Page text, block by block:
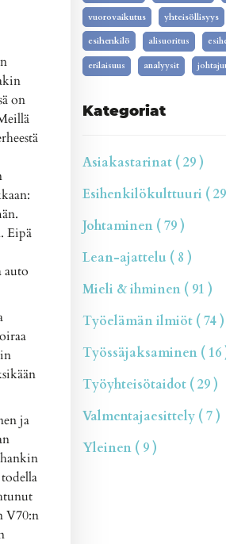
on
Eipä
auto
ja
V70:n
vuorovaikutus yhteisöllisyys
esihenkilö
alisuoritus
erilaisuus analyysit
Kategoriat
Asiakastarinat ( 29 )
Esihenkilökulttuuri (
Johtaminen ( 79 )
Lean-ajattelu ( 8 )
Mieli & ihminen ( 91 )
Työelämän ilmiöt ( 74 )
Työssäjaksaminen ( 16
Työyhteisötaidot ( 29 )
Valmentajaesittely ( 7 )
Yleinen ( 9 )